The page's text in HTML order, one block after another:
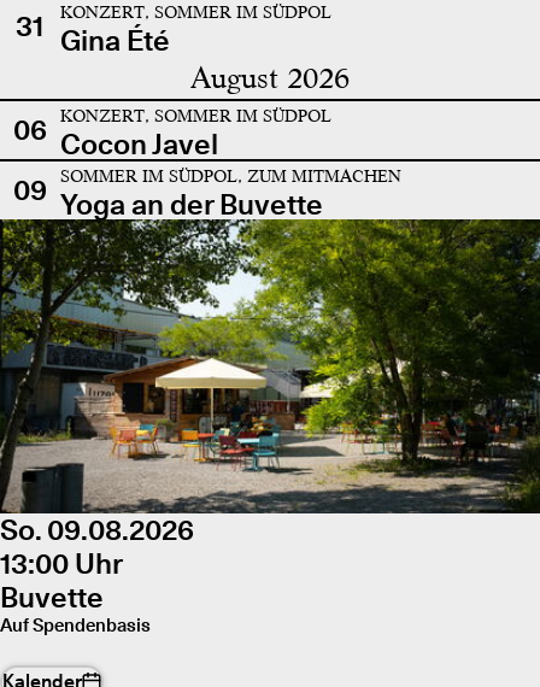
31
KONZERT, SOMMER IM SÜDPOL
Gina Été
August 2026
06 KONZERT, SOMMER IM SÜDPOL
Cocon Javel
09
SOMMER IM SÜDPOL, ZUM MITMACHEN
Yoga an der Buvette
So. 09.08.2026
13:00 Uhr
Buvette
Auf Spendenbasis
Kalender